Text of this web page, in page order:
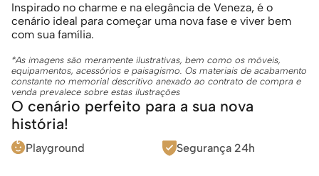
Inspirado no charme e na elegância de Veneza, é o
cenário ideal para começar uma nova fase e viver bem
com sua família.
*As imagens são meramente ilustrativas, bem como os móveis,
equipamentos, acessórios e paisagismo. Os materiais de acabamento
constante no memorial descritivo anexado ao contrato de compra e
venda prevalece sobre estas ilustrações
O cenário perfeito para a sua nova
história!
Playground Segurança 24h